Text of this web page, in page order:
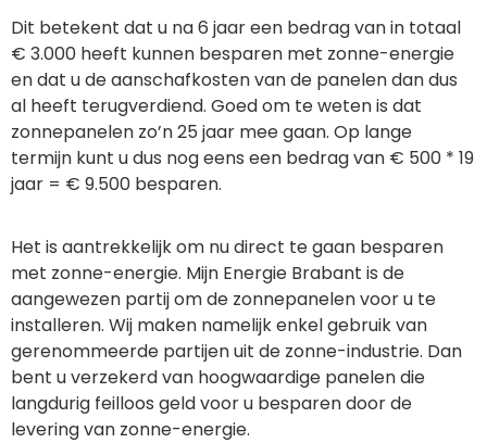
Dit betekent dat u na 6 jaar een bedrag van in totaal
€ 3.000 heeft kunnen besparen met zonne-energie
en dat u de aanschafkosten van de panelen dan dus
al heeft terugverdiend. Goed om te weten is dat
zonnepanelen zo’n 25 jaar mee gaan. Op lange
termijn kunt u dus nog eens een bedrag van € 500 * 19
jaar = € 9.500 besparen.
Het is aantrekkelijk om nu direct te gaan besparen
met zonne-energie. Mijn Energie Brabant is de
aangewezen partij om de zonnepanelen voor u te
installeren. Wij maken namelijk enkel gebruik van
gerenommeerde partijen uit de zonne-industrie. Dan
bent u verzekerd van hoogwaardige panelen die
langdurig feilloos geld voor u besparen door de
levering van zonne-energie.